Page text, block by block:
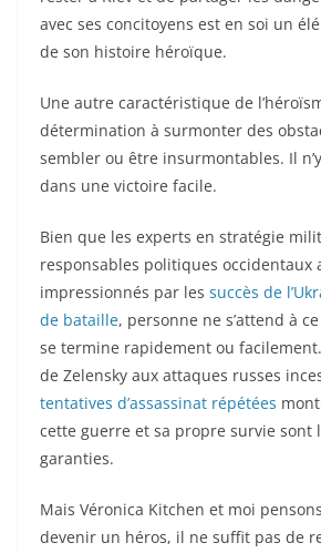
avec ses concitoyens est en soi un
de son histoire héroïque.
Une autre caractéristique de
détermination à surmonter des
sembler ou être insurmontables. Il
dans une victoire facile.
Bien que les experts en stratégie
responsables politiques occidentaux
impressionnés par les succès de
de bataille, personne ne s’attend à
se termine rapidement ou
de Zelensky aux attaques russes
tentatives d’assassinat répétées
cette guerre et sa propre survie sont
garanties.
Mais Véronica Kitchen et moi
devenir un héros, il ne suffit pas de